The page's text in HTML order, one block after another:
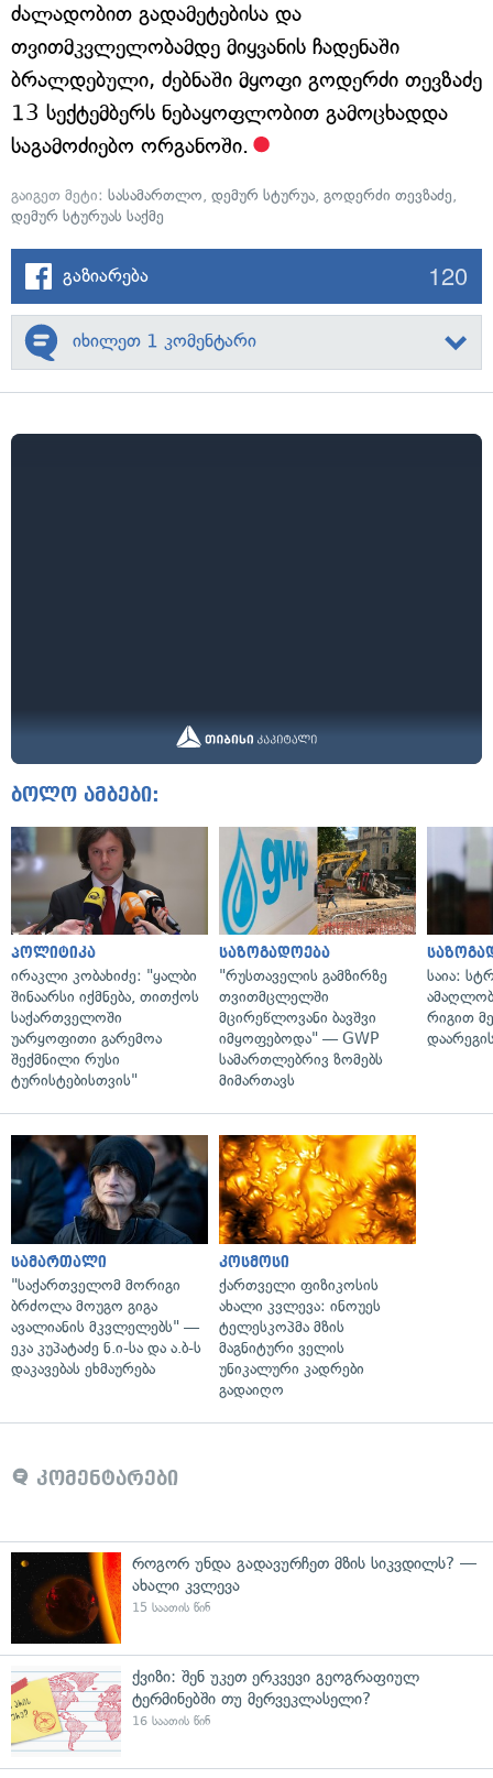
ძალადობით გადამეტებისა და
თვითმკვლელობამდე მიყვანის ჩადენაში
ბრალდებული, ძებნაში მყოფი გოდერძი თევზაძე
13 სექტემბერს ნებაყოფლობით გამოცხადდა
საგამოძიებო ორგანოში.
გაიგეთ მეტი: სასამართლო, დემურ სტურუა, გოდერძი თევზაძე,
დემურ სტურუას საქმე
გაზიარება 120
იხილეთ 1 კომენტარი
ბოლო ამბები:
პოლიტიკა
ირაკლი კობახიძე: "ყალბი
შინაარსი იქმნება, თითქოს
საქართველოში
უარყოფითი გარემოა
შექმნილი რუსი
ტურისტებისთვის"
საზოგადოება
"რუსთაველის გამზირზე
თვითმცლელში
მცირეწლოვანი ბავშვი
იმყოფებოდა" — GWP
სამართლებრივ ზომებს
მიმართავს
საია:
რიგით
სამართალი
"საქართველომ მორიგი
ბრძოლა მოუგო გიგა
ავალიანის მკვლელებს" —
ეკა კუპატაძე ნ.ი-სა და ა.ბ-ს
დაკავებას ეხმაურება
კოსმოსი
ქართველი ფიზიკოსის
ახალი კვლევა: ინოუეს
ტელესკოპმა მზის
მაგნიტური ველის
უნიკალური კადრები
გადაიღო
კომენტარები
როგორ უნდა გადავურჩეთ მზის სიკვდილს? —
ახალი კვლევა
15 საათის წინ
ქვიზი: შენ უკეთ ერკვევი გეოგრაფიულ
ტერმინებში თუ მერვეკლასელი?
16 საათის წინ